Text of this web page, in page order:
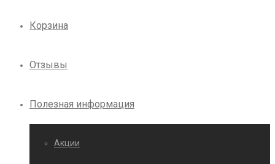
Корзина
Отзывы
Полезная информация
Акции